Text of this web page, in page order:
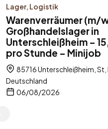
Lager, Logistik
Warenverräumer (m/
Großhandelslager in
Unterschleißheim –
pro Stunde – Minijob
85716 Unterschleißheim, St,
Deutschland
06/08/2026